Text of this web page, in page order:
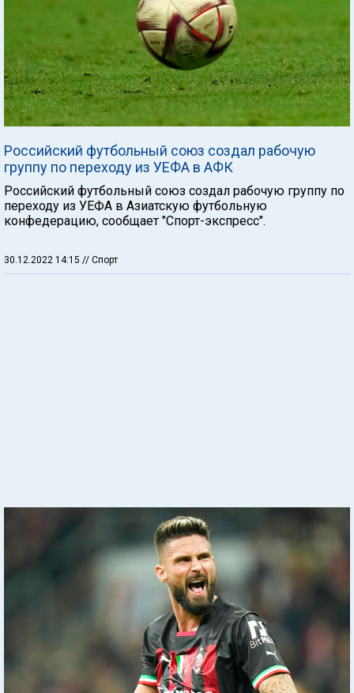
Российский футбольный союз создал рабочую
группу по переходу из УЕФА в АФК
Российский футбольный союз создал рабочую группу по
переходу из УЕФА в Азиатскую футбольную
конфедерацию, сообщает "Спорт-экспресс".
30.12.2022 14:15 // Спорт